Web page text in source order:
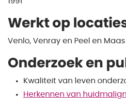
Werkt op
Venlo, Venray en Peel en Maas
Onderzoek en
Kwaliteit van leven
Herkennen van